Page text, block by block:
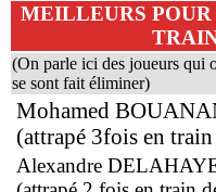
MEILLEURS
(On parle ici des joueurs qui
se sont fait éliminer)
Mohamed
(attrapé 3fois en
Alexandre